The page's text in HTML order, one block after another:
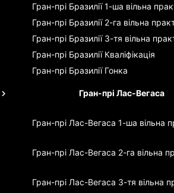
Гран-прі Бразилії 1-ша вільна
Гран-прі Бразилії 2-га вільна
Гран-прі Бразилії 3-тя вільна
Гран-прі Бразилії Кваліфікація
Гран-прі Бразилії Гонка
Гран-прі Лас-Вегаса
Гран-прі Лас-Вегаса 1-ша вільна
Гран-прі Лас-Вегаса 2-га вільна
Гран-прі Лас-Вегаса 3-тя вільна